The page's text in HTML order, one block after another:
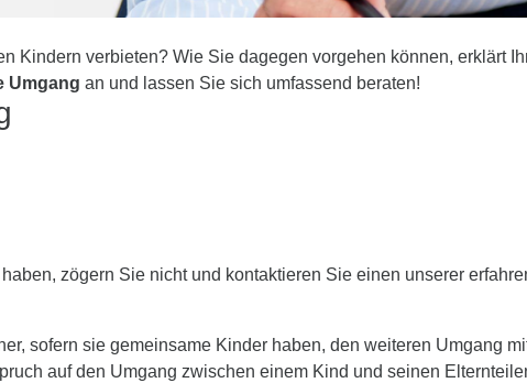
Kindern verbieten? Wie Sie dagegen vorgehen können, erklärt
Umgang an und lassen Sie sich umfassend beraten!
zögern Sie nicht und kontaktieren Sie einen unserer
sofern sie gemeinsame Kinder haben, den weiteren Umgang
auf den Umgang zwischen einem Kind und seinen